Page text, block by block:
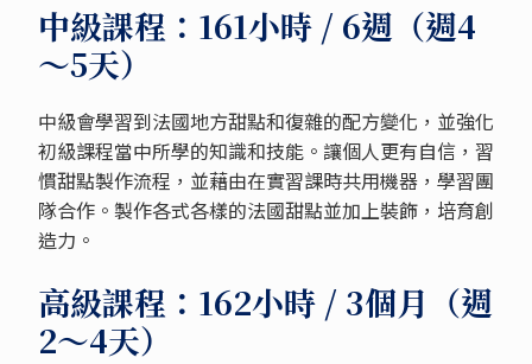
中級課程：161小時 / 6週（週4
～5天）
中級會學習到法國地方甜點和復雜的配方變化，並強化
初級課程當中所學的知識和技能。讓個人更有自信，習
慣甜點製作流程，並藉由在實習課時共用機器，學習團
隊合作。製作各式各樣的法國甜點並加上裝飾，培育創
造力。
高級課程：162小時 / 3個月（週
2～4天）